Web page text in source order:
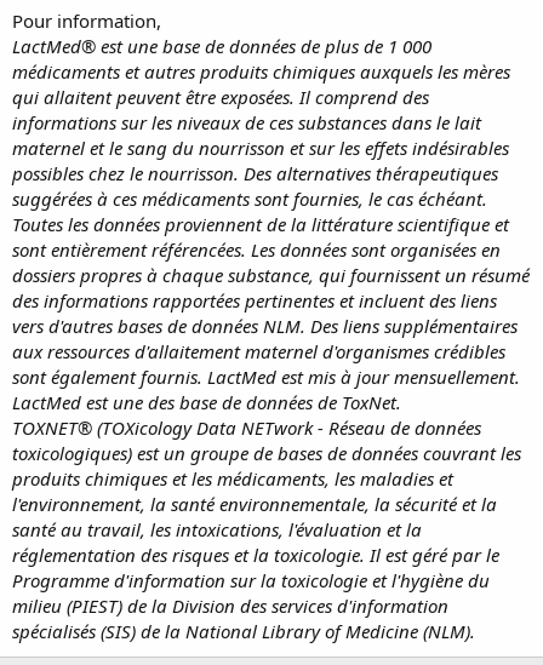
Effects on Lactation and Breastmilk:
Tramadolcan increase serum prolactin.[6] However, the prolactin
level in a mother with established lactation may not affect her
ability to breastfeed.
A randomized study comparedtramadoland naproxen for post-
cesarean section pain. Patients received the drugs either on a fixed
schedule or as needed. No difference in breastfeeding rates were
seen among the groups.[7]
Alternate Drugs to Consider:
Acetaminophen, Ibuprofen,Morphine
References:
1. Allegaert K, Rochette A, Veyckemans F. Developmental
pharmacology oftramadolduring infancy: ontogeny,
pharmacogenetics and elimination clearance. Paediatr Anaesth.
2011;21:266-73. PMID:20723094
2. Kmetec V, Roskar R. HPLC determination oftramadol
breast milk. J Pharm Biomed Anal. 2003;32:1061-6. PMID:12899994
3. Hartenstein S, Proquitte H, Bauer S et al. Neonatal abstinence
syndrome (NAS) after intrauterine exposure totramadol. J Perinat
Med. 2010;38:695-6. PMID: 20707626
4. Ilett KF, Paech MJ, Page-Sharp M et al. Use of a sparse sampling
study design to assess transfer oftramadoland its o-desmethyl
metabolite into transitional breast milk. Br J Clin Pharmacol.
2008;65:661-6. PMID:18294329
5. Salman S, Sy SK, Ilett KF et al. Population pharmacokinetic
modeling oftramadoland its o-desmethyl metabolite in plasma
and breast milk. Eur J Clin Pharmacol. 2011. PMID:21394525
Pour information,
LactMed® est une base de données de plus de 1 000
médicaments et autres produits chimiques auxquels les mères
qui allaitent peuvent être exposées. Il comprend des
informations sur les niveaux de ces substances dans le lait
maternel et le sang du nourrisson et sur les effets indésirables
possibles chez le nourrisson. Des alternatives thérapeutiques
suggérées à ces médicaments sont fournies, le cas échéant.
Toutes les données proviennent de la littérature scientifique et
sont entièrement référencées. Les données sont organisées en
dossiers propres à chaque substance, qui fournissent un résumé
des informations rapportées pertinentes et incluent des liens
vers d'autres bases de données NLM. Des liens supplémentaires
aux ressources d'allaitement maternel d'organismes crédibles
sont également fournis. LactMed est mis à jour mensuellement.
LactMed est une des base de données de ToxNet.
TOXNET® (TOXicology Data NETwork - Réseau de données
toxicologiques) est un groupe de bases de données couvrant les
produits chimiques et les médicaments, les maladies et
l'environnement, la santé environnementale, la sécurité et la
santé au travail, les intoxications, l'évaluation et la
réglementation des risques et la toxicologie. Il est géré par le
Programme d'information sur la toxicologie et l'hygiène du
milieu (PIEST) de la Division des services d'information
spécialisés (SIS) de la National Library of Medicine (NLM).